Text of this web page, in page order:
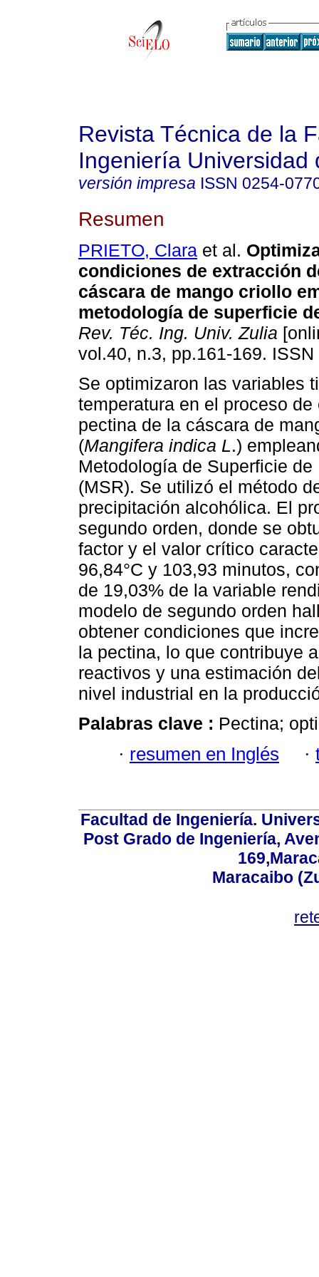
Revista Técnica de la
Ingeniería Universidad
versión impresa ISSN 0254-
Resumen
PRIETO, Clara et al.
condiciones de extracción
cáscara de mango criollo
metodología de superficie
Rev. Téc. Ing. Univ. Zulia
vol.40, n.3, pp.161-169.
Se optimizaron las variables
temperatura en el proceso
pectina de la cáscara de
(Mangifera indica L.)
Metodología de Superficie de
(MSR). Se utilizó el método
precipitación alcohólica. El
segundo orden, donde se
factor y el valor crítico
96,84°C y 103,93 minutos,
de 19,03% de la variable
modelo de segundo orden
obtener condiciones que
la pectina, lo que contribuye
reactivos y una estimación
nivel industrial en la
Palabras clave : Pectina;
· resumen en Inglés ·
Facultad de Ingeniería.
Post Grado de Ingeniería,
Maracaibo